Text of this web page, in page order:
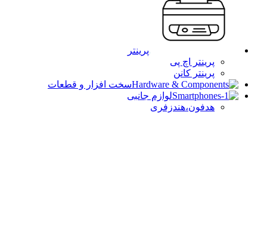
پرینتر
پرینتر اچ پی
پرینتر کانن
سخت افزار و قطعات
لوازم جانبی
هدفون،هندزفری